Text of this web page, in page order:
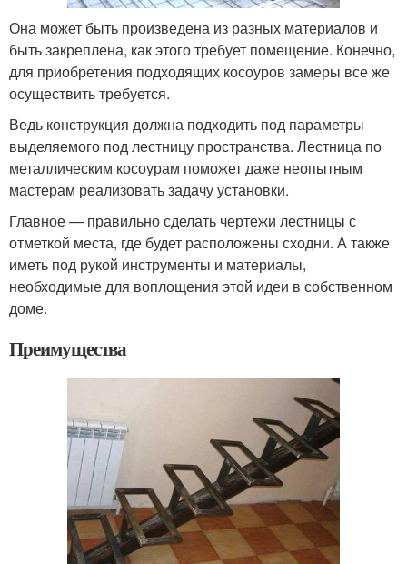
Она может быть произведена из разных материалов и
быть закреплена, как этого требует помещение. Конечно,
для приобретения подходящих косоуров замеры все же
осуществить требуется.
Ведь конструкция должна подходить под параметры
выделяемого под лестницу пространства. Лестница по
металлическим косоурам поможет даже неопытным
мастерам реализовать задачу установки.
Главное — правильно сделать чертежи лестницы с
отметкой места, где будет расположены сходни. А также
иметь под рукой инструменты и материалы,
необходимые для воплощения этой идеи в собственном
доме.
Преимущества